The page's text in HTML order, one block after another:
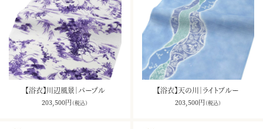
【浴衣】川辺風景｜パープル
203,500円 （税込）
【浴衣】天の川｜ライトブルー
203,500円 （税込）